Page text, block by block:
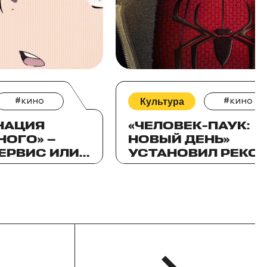
#кино
—
ИЛИ
Культура #кино
«ЧЕЛОВЕК-ПАУК:
НОВЫЙ ДЕНЬ»
УСТАНОВИЛ
ПРОКАТА В